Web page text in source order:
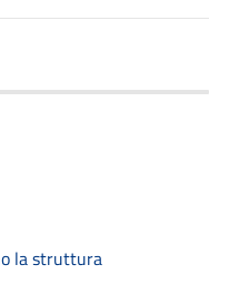
la struttura